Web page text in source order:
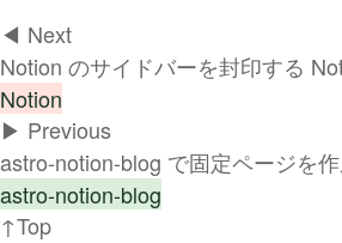
◀︎ Next
Notion のサイドバーを封印する
Notion
▶︎ Previous
astro-notion-blog で固定ページを
astro-notion-blog
↑Top